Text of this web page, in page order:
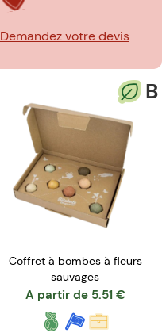
Demandez votre devis
B
Coffret à bombes à fleurs
sauvages
A partir de 5.51 €